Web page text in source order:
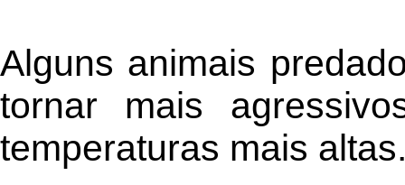
Alguns animais
tornar mais
temperaturas mais